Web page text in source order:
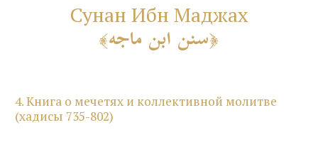
Сунан Ибн Маджах
سنن ابن ماجه
4. Книга о мечетях и коллективной молитве
(хадисы 735-802)